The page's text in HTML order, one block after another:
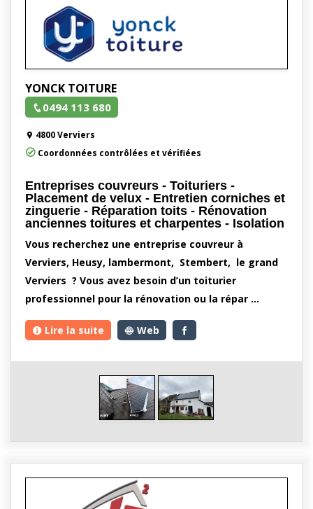
YONCK TOITURE
0494 113 680
4800 Verviers
Coordonnées contrôlées et vérifiées
Entreprises couvreurs - Toituriers -
Placement de velux - Entretien corniches et
zinguerie - Réparation toits - Rénovation
anciennes toitures et charpentes - Isolation
Vous recherchez une entreprise couvreur à
Verviers, Heusy, lambermont, Stembert, le grand
Verviers ? Vous avez besoin d’un toiturier
professionnel pour la rénovation ou la répar …
Lire la suite Web